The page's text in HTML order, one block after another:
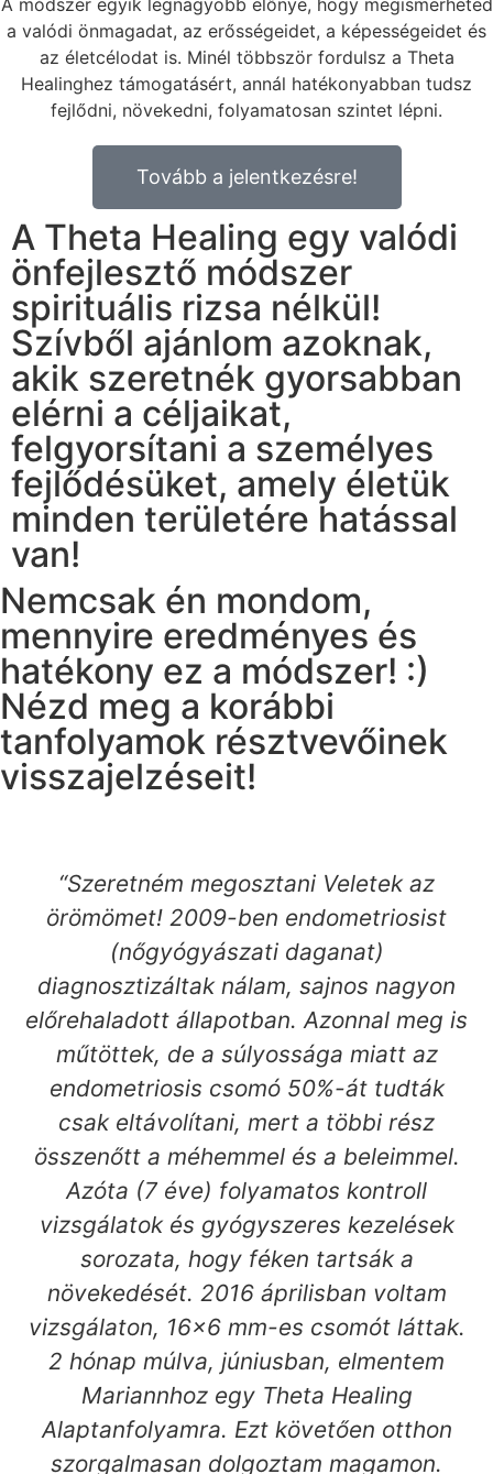
a valódi önmagadat, az erősségeidet, a képességeidet és
az életcélodat is. Minél többször fordulsz a Theta
Healinghez támogatásért, annál hatékonyabban tudsz
fejlődni, növekedni, folyamatosan szintet lépni.
Tovább a jelentkezésre!
A Theta Healing egy valódi
önfejlesztő módszer
spirituális rizsa nélkül!
Szívből ajánlom azoknak,
akik szeretnék gyorsabban
elérni a céljaikat,
felgyorsítani a személyes
fejlődésüket, amely életük
minden területére hatással
van!
Nemcsak én mondom,
mennyire eredményes és
hatékony ez a módszer! :)
Nézd meg a korábbi
tanfolyamok résztvevőinek
visszajelzéseit!
“Szeretném megosztani Veletek az
örömömet! 2009-ben endometriosist
(nőgyógyászati daganat)
diagnosztizáltak nálam, sajnos nagyon
előrehaladott állapotban. Azonnal meg is
műtöttek, de a súlyossága miatt az
endometriosis csomó 50%-át tudták
csak eltávolítani, mert a többi rész
összenőtt a méhemmel és a beleimmel.
Azóta (7 éve) folyamatos kontroll
vizsgálatok és gyógyszeres kezelések
sorozata, hogy féken tartsák a
növekedését. 2016 áprilisban voltam
vizsgálaton, 16×6 mm-es csomót láttak.
2 hónap múlva, júniusban, elmentem
Mariannhoz egy Theta Healing
Alaptanfolyamra. Ezt követően otthon
szorgalmasan dolgoztam magamon.